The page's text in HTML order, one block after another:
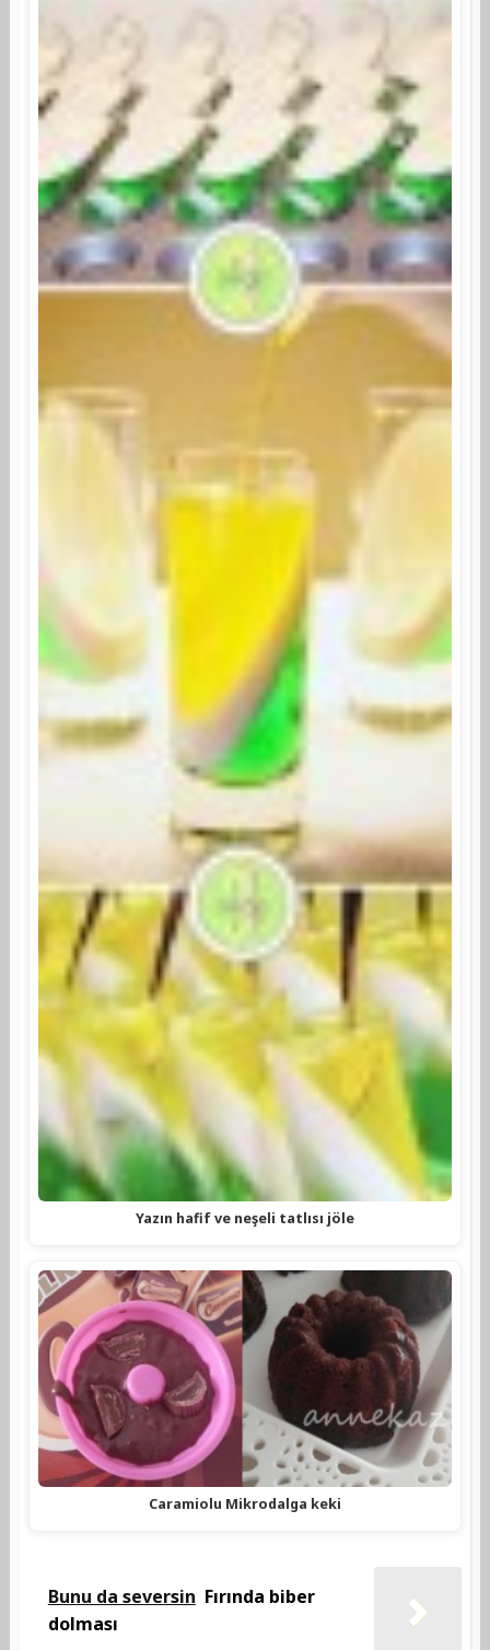
Yazın hafif ve neşeli tatlısı jöle
Caramiolu Mikrodalga keki
Bunu da seversin Fırında biber
dolması